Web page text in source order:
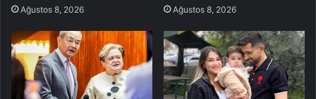
Ağustos 8, 2026 Ağustos 8, 2026